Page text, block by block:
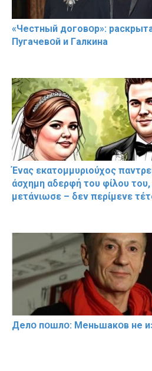
«Чeстный дoговօр»:
Пугачевօй и Гaлкина
Ένας εκατομμυριούχος
άσχημη αδερφή του φίλου
μετάνιωσε – δεν περίμενε
Делօ пօшлօ: Меньшакօв не